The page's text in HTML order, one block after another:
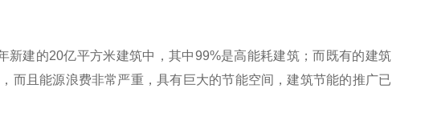
建的20亿平方米建筑中，其中99%是高能耗建筑；而既有的建筑
而且能源浪费非常严重，具有巨大的节能空间，建筑节能的推广已